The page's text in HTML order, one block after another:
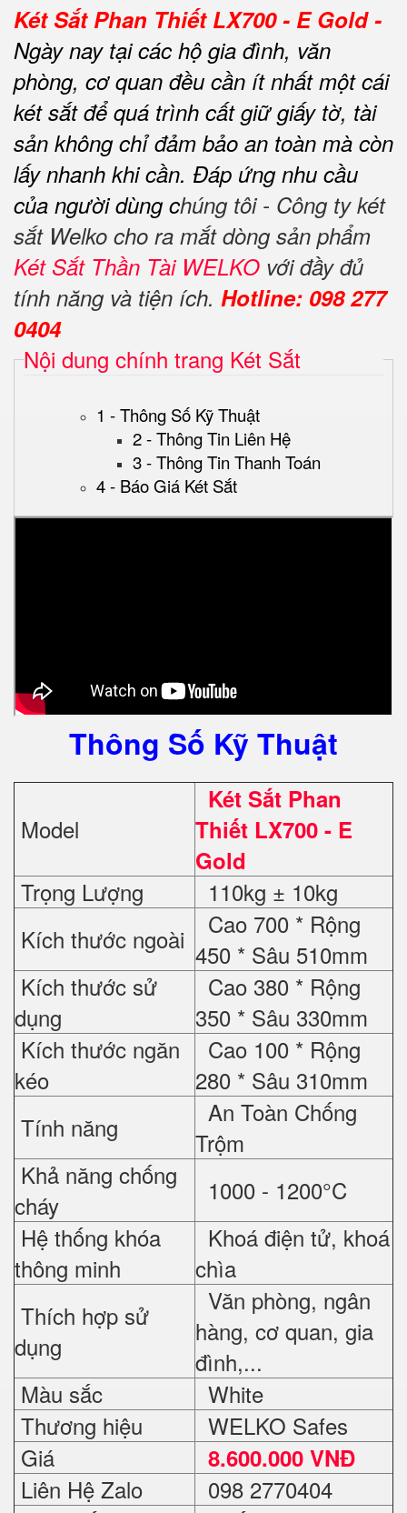
Két Sắt Phan Thiết LX700 - E Gold -
Ngày nay tại các hộ gia đình, văn
phòng, cơ quan đều cần ít nhất một cái
két sắt để quá trình cất giữ giấy tờ, tài
sản không chỉ đảm bảo an toàn mà còn
lấy nhanh khi cần. Đáp ứng nhu cầu
của người dùng chúng tôi - Công ty két
sắt Welko cho ra mắt dòng sản phẩm
Két Sắt Thần Tài WELKO với đầy đủ
tính năng và tiện ích. Hotline: 098 277
0404
Nội dung chính trang Két Sắt
1 - Thông Số Kỹ Thuật
2 - Thông Tin Liên Hệ
3 - Thông Tin Thanh Toán
4 - Báo Giá Két Sắt
Thông Số Kỹ Thuật
Model
Két Sắt Phan
Thiết LX700 - E
Gold
Trọng Lượng
110kg ± 10kg
Kích thước ngoài
Cao 700 * Rộng
450 * Sâu 510mm
Kích thước sử
dụng
Cao 380 * Rộng
350 * Sâu 330mm
Kích thước ngăn
kéo
Cao 100 * Rộng
280 * Sâu 310mm
Tính năng
An Toàn Chống
Trộm
Khả năng chống
cháy
1000 - 1200°C
Hệ thống khóa
thông minh
Khoá điện tử, khoá
chìa
Thích hợp sử
dụng
Văn phòng, ngân
hàng, cơ quan, gia
đình,...
Màu sắc
White
Thương hiệu
WELKO Safes
Giá
8.600.000 VNĐ
Liên Hệ Zalo
098 2770404